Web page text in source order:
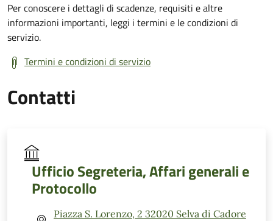
Per conoscere i dettagli di scadenze, requisiti e altre
informazioni importanti, leggi i termini e le condizioni di
servizio.
Termini e condizioni di servizio
Contatti
Ufficio Segreteria, Affari generali e
Protocollo
Piazza S. Lorenzo, 2 32020 Selva di Cadore